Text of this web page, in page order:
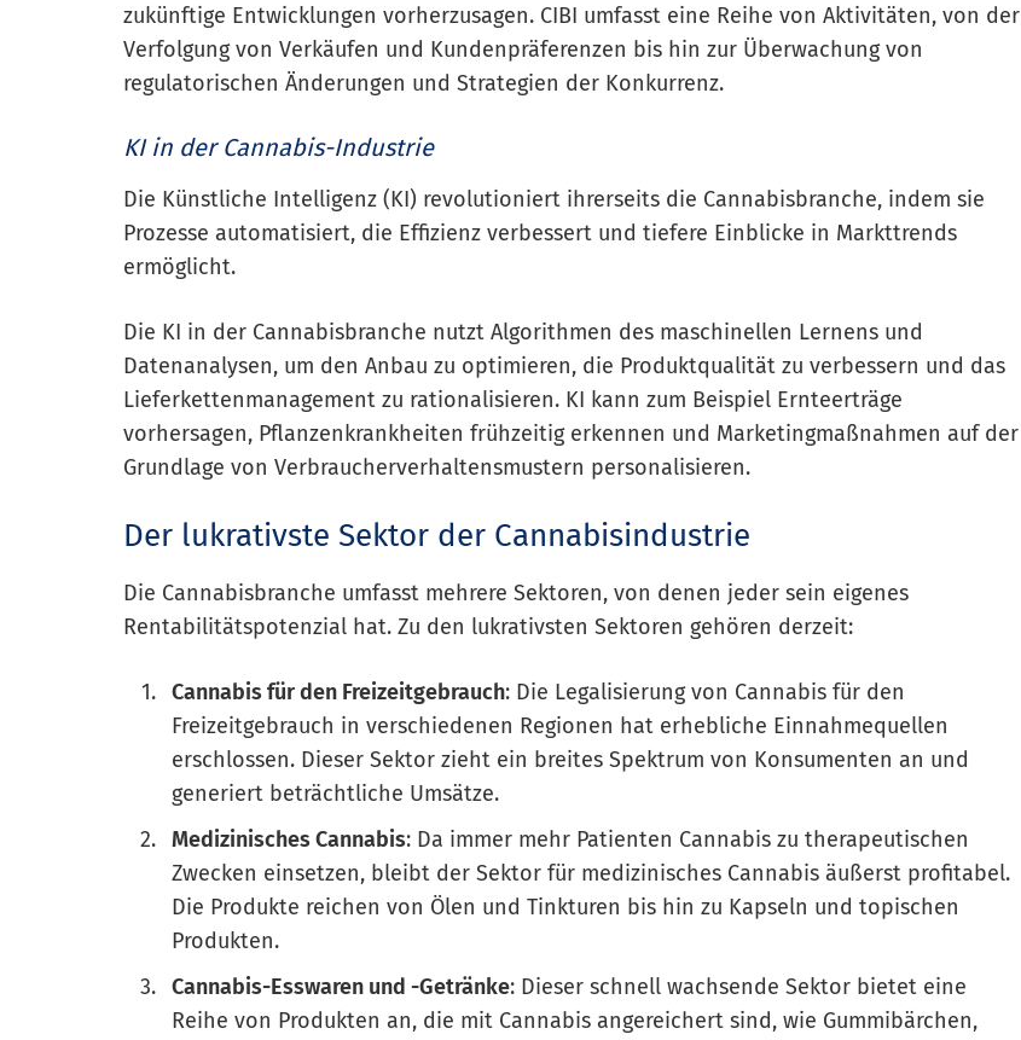
zukünftige Entwicklungen vorherzusagen. CIBI umfasst eine Reihe von Aktivitäten, von der
Verfolgung von Verkäufen und Kundenpräferenzen bis hin zur Überwachung von
regulatorischen Änderungen und Strategien der Konkurrenz.
KI in der Cannabis-Industrie
Die Künstliche Intelligenz (KI) revolutioniert ihrerseits die Cannabisbranche, indem sie
Prozesse automatisiert, die Effizienz verbessert und tiefere Einblicke in Markttrends
ermöglicht.
Die KI in der Cannabisbranche nutzt Algorithmen des maschinellen Lernens und
Datenanalysen, um den Anbau zu optimieren, die Produktqualität zu verbessern und das
Lieferkettenmanagement zu rationalisieren. KI kann zum Beispiel Ernteerträge
vorhersagen, Pflanzenkrankheiten frühzeitig erkennen und Marketingmaßnahmen auf der
Grundlage von Verbraucherverhaltensmustern personalisieren.
Der lukrativste Sektor der Cannabisindustrie
Die Cannabisbranche umfasst mehrere Sektoren, von denen jeder sein eigenes
Rentabilitätspotenzial hat. Zu den lukrativsten Sektoren gehören derzeit:
Cannabis für den Freizeitgebrauch: Die Legalisierung von Cannabis für den
Freizeitgebrauch in verschiedenen Regionen hat erhebliche Einnahmequellen
erschlossen. Dieser Sektor zieht ein breites Spektrum von Konsumenten an und
generiert beträchtliche Umsätze.
Medizinisches Cannabis: Da immer mehr Patienten Cannabis zu therapeutischen
Zwecken einsetzen, bleibt der Sektor für medizinisches Cannabis äußerst profitabel.
Die Produkte reichen von Ölen und Tinkturen bis hin zu Kapseln und topischen
Produkten.
Cannabis-Esswaren und -Getränke: Dieser schnell wachsende Sektor bietet eine
Reihe von Produkten an, die mit Cannabis angereichert sind, wie Gummibärchen,